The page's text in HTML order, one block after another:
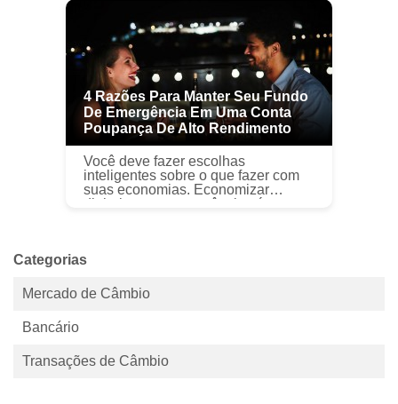
possível. Por exemp...
4 Razões Para Manter Seu Fundo
De Emergência Em Uma Conta
Poupança De Alto Rendimento
Você deve fazer escolhas
inteligentes sobre o que fazer com
suas economias. Economizar
dinheiro para emergências é
Categorias
Mercado de Câmbio
Bancário
Transações de Câmbio